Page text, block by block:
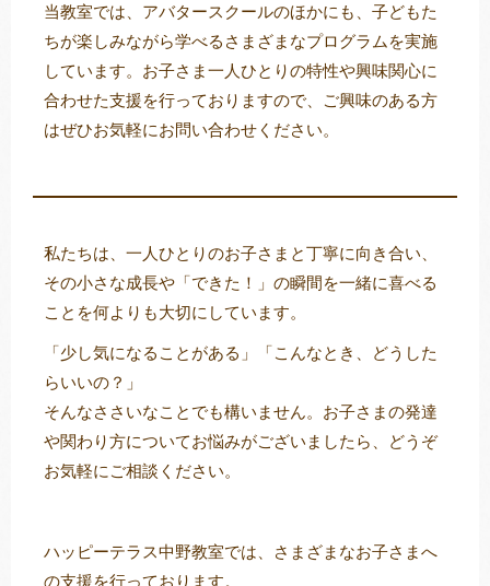
当教室では、アバタースクールのほかにも、子どもた
ちが楽しみながら学べるさまざまなプログラムを実施
しています。お子さま一人ひとりの特性や興味関心に
合わせた支援を行っておりますので、ご興味のある方
はぜひお気軽にお問い合わせください。
私たちは、一人ひとりのお子さまと丁寧に向き合い、
その小さな成長や「できた！」の瞬間を一緒に喜べる
ことを何よりも大切にしています。
「少し気になることがある」「こんなとき、どうした
らいいの？」
そんなささいなことでも構いません。お子さまの発達
や関わり方についてお悩みがございましたら、どうぞ
お気軽にご相談ください。
ハッピーテラス中野教室では、さまざまなお子さまへ
の支援を行っております。